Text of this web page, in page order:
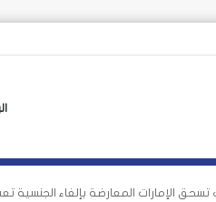
الإمارات المعارضة بإلغاء الجنسية